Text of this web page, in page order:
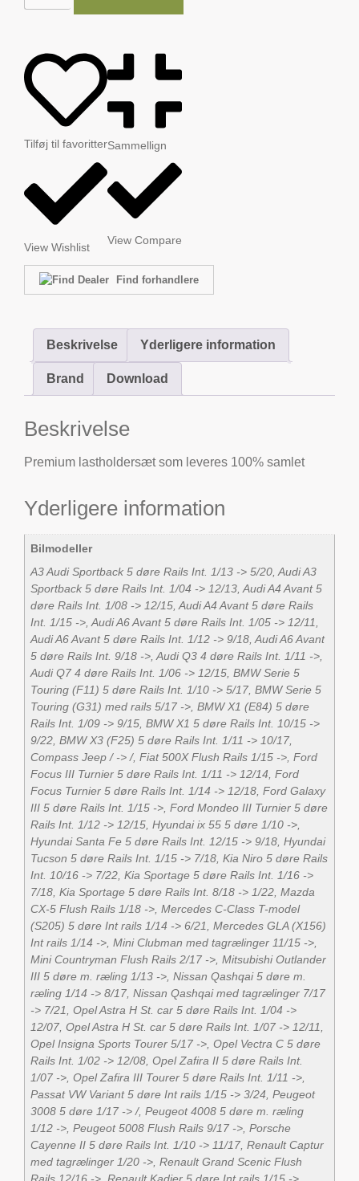
Tilføj til favoritter
View Wishlist
Sammellign
View Compare
Find forhandlere
Beskrivelse Yderligere information
Brand Download
Beskrivelse
Premium lastholdersæt som leveres 100% samlet
Yderligere information
Bilmodeller
A3 Audi Sportback 5 døre Rails Int. 1/13 -> 5/20, Audi A3
Sportback 5 døre Rails Int. 1/04 -> 12/13, Audi A4 Avant 5
døre Rails Int. 1/08 -> 12/15, Audi A4 Avant 5 døre Rails
Int. 1/15 ->, Audi A6 Avant 5 døre Rails Int. 1/05 -> 12/11,
Audi A6 Avant 5 døre Rails Int. 1/12 -> 9/18, Audi A6 Avant
5 døre Rails Int. 9/18 ->, Audi Q3 4 døre Rails Int. 1/11 ->,
Audi Q7 4 døre Rails Int. 1/06 -> 12/15, BMW Serie 5
Touring (F11) 5 døre Rails Int. 1/10 -> 5/17, BMW Serie 5
Touring (G31) med rails 5/17 ->, BMW X1 (E84) 5 døre
Rails Int. 1/09 -> 9/15, BMW X1 5 døre Rails Int. 10/15 ->
9/22, BMW X3 (F25) 5 døre Rails Int. 1/11 -> 10/17,
Compass Jeep / -> /, Fiat 500X Flush Rails 1/15 ->, Ford
Focus III Turnier 5 døre Rails Int. 1/11 -> 12/14, Ford
Focus Turnier 5 døre Rails Int. 1/14 -> 12/18, Ford Galaxy
III 5 døre Rails Int. 1/15 ->, Ford Mondeo III Turnier 5 døre
Rails Int. 1/12 -> 12/15, Hyundai ix 55 5 døre 1/10 ->,
Hyundai Santa Fe 5 døre Rails Int. 12/15 -> 9/18, Hyundai
Tucson 5 døre Rails Int. 1/15 -> 7/18, Kia Niro 5 døre Rails
Int. 10/16 -> 7/22, Kia Sportage 5 døre Rails Int. 1/16 ->
7/18, Kia Sportage 5 døre Rails Int. 8/18 -> 1/22, Mazda
CX-5 Flush Rails 1/18 ->, Mercedes C-Class T-model
(S205) 5 døre Int rails 1/14 -> 6/21, Mercedes GLA (X156)
Int rails 1/14 ->, Mini Clubman med tagrælinger 11/15 ->,
Mini Countryman Flush Rails 2/17 ->, Mitsubishi Outlander
III 5 døre m. ræling 1/13 ->, Nissan Qashqai 5 døre m.
ræling 1/14 -> 8/17, Nissan Qashqai med tagrælinger 7/17
-> 7/21, Opel Astra H St. car 5 døre Rails Int. 1/04 ->
12/07, Opel Astra H St. car 5 døre Rails Int. 1/07 -> 12/11,
Opel Insigna Sports Tourer 5/17 ->, Opel Vectra C 5 døre
Rails Int. 1/02 -> 12/08, Opel Zafira II 5 døre Rails Int.
1/07 ->, Opel Zafira III Tourer 5 døre Rails Int. 1/11 ->,
Passat VW Variant 5 døre Int rails 1/15 -> 3/24, Peugeot
3008 5 døre 1/17 -> /, Peugeot 4008 5 døre m. ræling
1/12 ->, Peugeot 5008 Flush Rails 9/17 ->, Porsche
Cayenne II 5 døre Rails Int. 1/10 -> 11/17, Renault Captur
med tagrælinger 1/20 ->, Renault Grand Scenic Flush
Rails 12/16 ->, Renault Kadjer 5 døre Int rails 1/15 ->,